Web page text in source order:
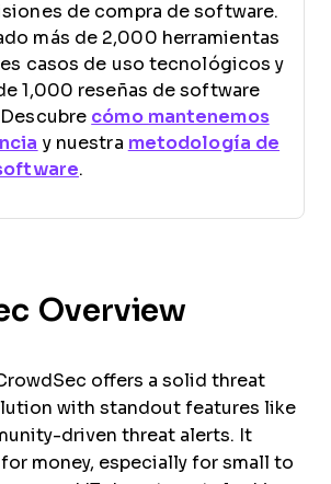
de compra de software.
más de 2,000 herramientas
casos de uso tecnológicos y
1,000 reseñas de software
cómo mantenemos
y nuestra metodología de
.
Overview
offers a solid threat
with standout features like
driven threat alerts. It
money, especially for small to